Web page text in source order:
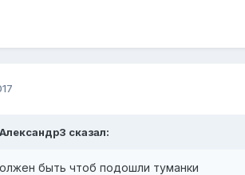
сказал:
быть чтоб подошли туманки